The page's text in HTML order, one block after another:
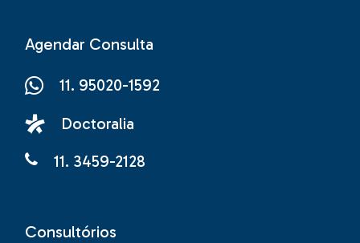
Agendar Consulta
11. 95020-1592
Doctoralia
11. 3459-2128
Consultórios